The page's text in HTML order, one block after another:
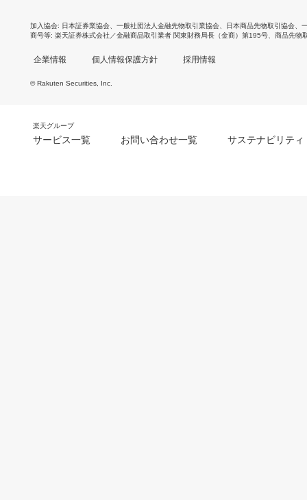
加入協会 日本証券業協会 一般社団法人金融先物取引業協会 日本商品先物取引協会
商号等 楽天証券株式会社／金融商品取引業者 関東財務局長（金商）第195号、商品先物
企業情報 個人情報保護方針 採用情報
© Rakuten Securities, Inc.
楽天グループ
サービス一覧 お問い合わせ一覧 サステナビリティ